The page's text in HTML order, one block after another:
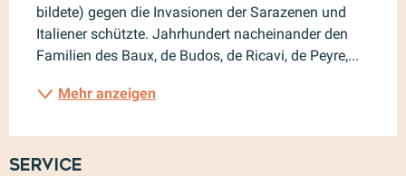
bildete) gegen die Invasionen der Sarazenen und
Italiener schützte. Jahrhundert nacheinander den
Familien des Baux, de Budos, de Ricavi, de Peyre,...
Mehr anzeigen
Service